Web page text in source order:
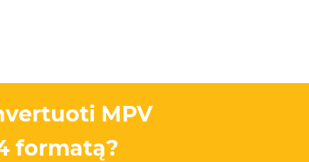
MPV
formatą?